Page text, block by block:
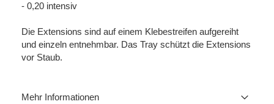
- 0,20 intensiv
Die Extensions sind auf einem Klebestreifen aufgereiht
und einzeln entnehmbar. Das Tray schützt die Extensions
vor Staub.
Mehr Informationen